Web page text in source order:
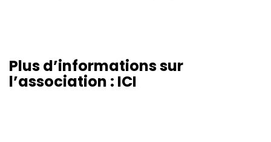
Plus d’informations sur
l’association : ICI